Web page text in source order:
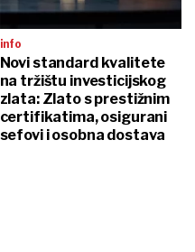
info
Novi standard kvalitete
na tržištu investicijskog
zlata: Zlato s prestižnim
certifikatima, osigurani
sefovi i osobna dostava